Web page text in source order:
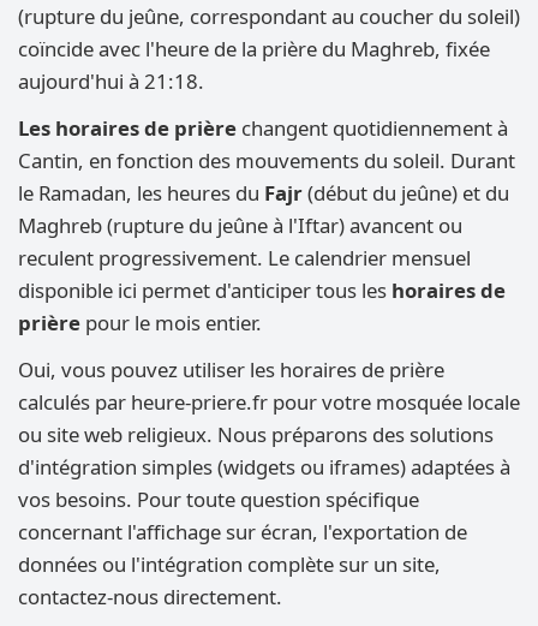
(rupture du jeûne, correspondant au coucher du soleil)
coïncide avec l'heure de la prière du Maghreb, fixée
aujourd'hui à 21:18.
Les horaires de prière changent quotidiennement à
Cantin, en fonction des mouvements du soleil. Durant
le Ramadan, les heures du Fajr(début du jeûne) et du
Maghreb (rupture du jeûne à l'Iftar) avancent ou
reculent progressivement. Le calendrier mensuel
disponible ici permet d'anticiper tous les horaires de
prière pour le mois entier.
Oui, vous pouvez utiliser les horaires de prière
calculés par heure-priere.fr pour votre mosquée locale
ou site web religieux. Nous préparons des solutions
d'intégration simples (widgets ou iframes) adaptées à
vos besoins. Pour toute question spécifique
concernant l'affichage sur écran, l'exportation de
données ou l'intégration complète sur un site,
contactez-nous directement.